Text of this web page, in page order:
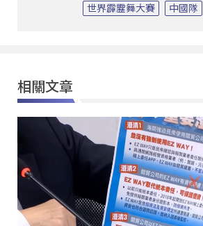
世界霹靂舞大賽
中國隊
相關文章